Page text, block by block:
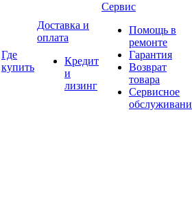
Где
купить
Доставка и
оплата
Кредит
и
лизинг
Сервис
Помощь в
ремонте
Гарантия
Возврат
товара
Сервисное